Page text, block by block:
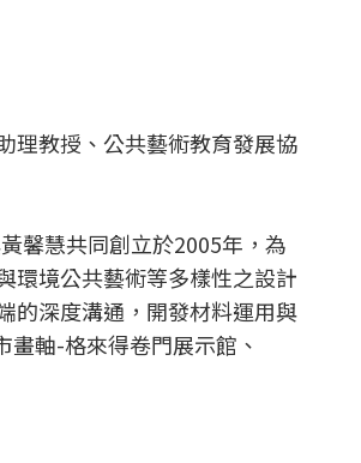
理教授、公共藝術教育發展協
馨慧共同創立於2005年，為
環境公共藝術等多樣性之設計
的深度溝通，開發材料運用與
軸-格來得卷門展示館、